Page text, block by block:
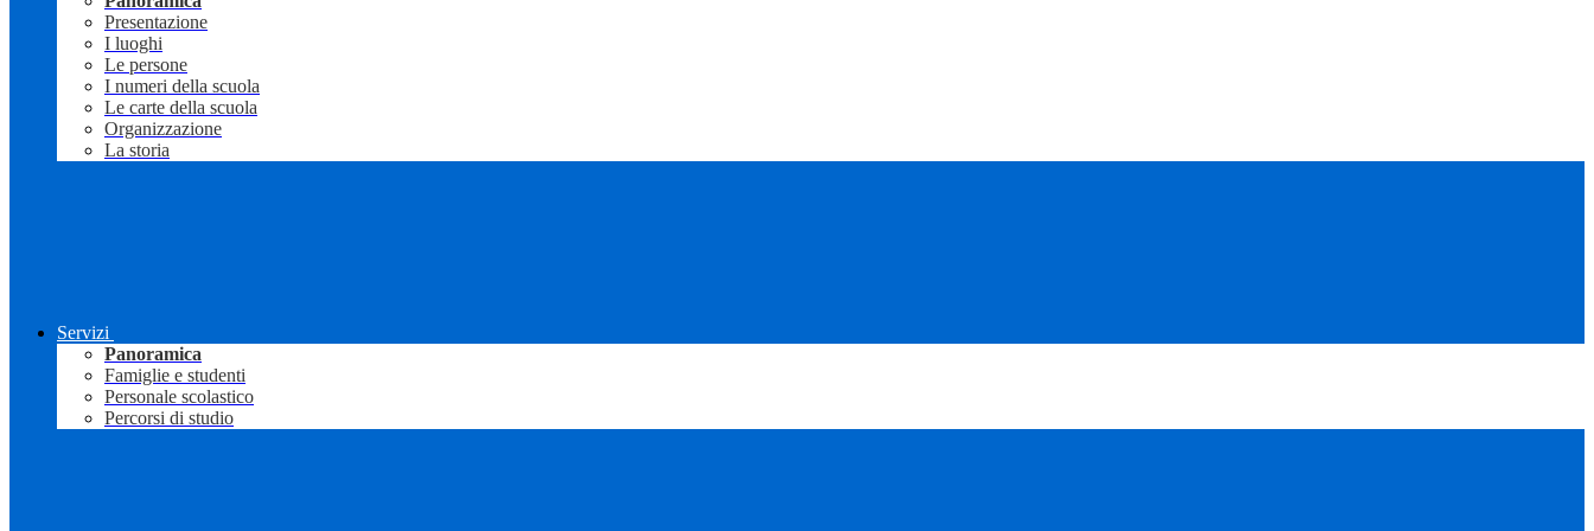
Presentazione
I luoghi
Le persone
I numeri della scuola
Le carte della scuola
Organizzazione
La storia
Servizi
Panoramica
Famiglie e studenti
Personale scolastico
Percorsi di studio